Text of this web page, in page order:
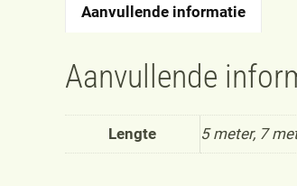
Aanvullende informatie
Aanvullende
Lengte 5 meter, 7